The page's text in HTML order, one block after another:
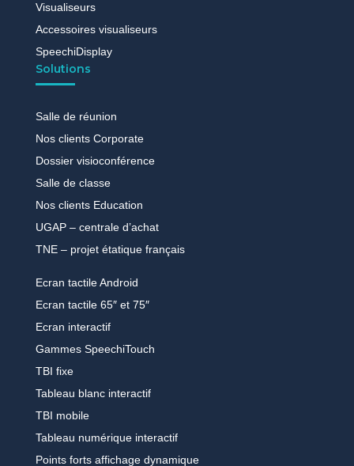
Visualiseurs
Accessoires visualiseurs
SpeechiDisplay
Solutions
Salle de réunion
Nos clients Corporate
Dossier visioconférence
Salle de classe
Nos clients Education
UGAP – centrale d’achat
TNE – projet étatique français
Ecran tactile Android
Ecran tactile 65″ et 75″
Ecran interactif
Gammes SpeechiTouch
TBI fixe
Tableau blanc interactif
TBI mobile
Tableau numérique interactif
Points forts affichage dynamique